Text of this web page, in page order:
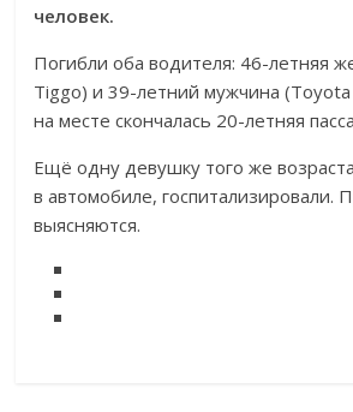
человек.
Погибли оба водителя: 46-летняя
Tiggo) и 39-летний мужчина (Toyota
на месте скончалась 20-летняя
Ещё одну девушку того же
в автомобиле,
выясняются.